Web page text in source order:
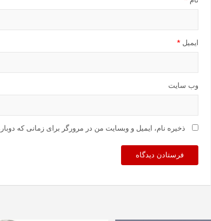
ایمیل *
وب‌ سایت
ذخیره نام، ایمیل و وبسایت من در مرورگر برای زمانی که